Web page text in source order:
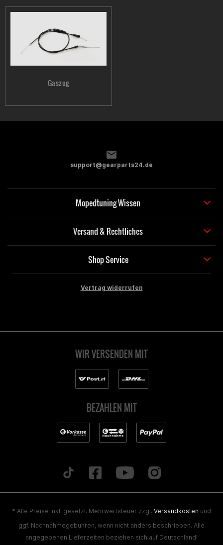
Gaszug
support@gearparts24.de
Mopedtuning Wissen
Versand & Rechtliches
Shop Service
Vertrag widerrufen
WIR VERSENDEN MIT
BEZAHLEN MIT
* Alle Preise inkl. gesetzl. Mehrwertsteuer zzgl. Versandkosten und
ggf. Nachnahmegebühren, wenn nicht anders beschrieben. Alle
angegebenen Lieferzeiten beziehen sich auf Deutschland!